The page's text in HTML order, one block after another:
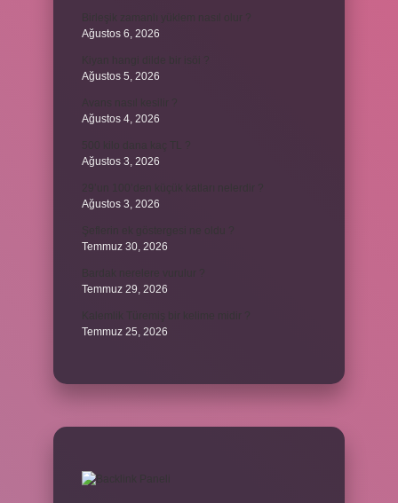
Ağustos 6, 2026
Ağustos 5, 2026
Ağustos 4, 2026
Ağustos 3, 2026
Ağustos 3, 2026
Temmuz 30, 2026
Temmuz 29, 2026
Temmuz 25, 2026